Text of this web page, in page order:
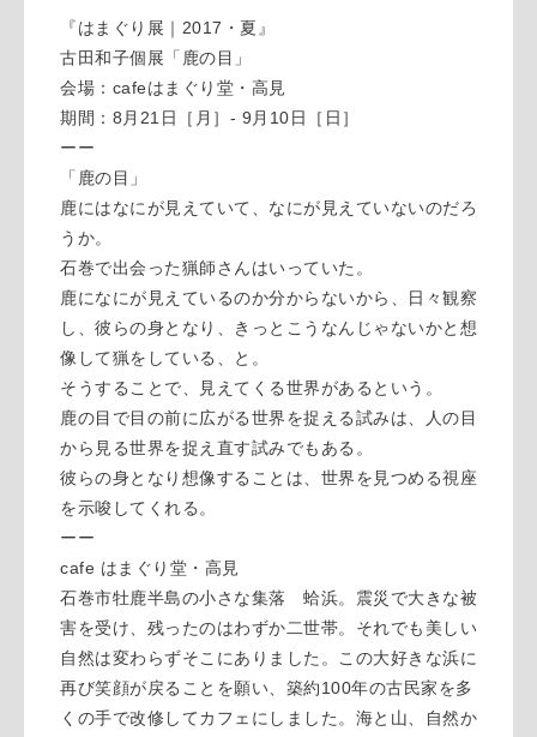
『はまぐり展｜2017・夏』
古田和子個展「鹿の目」
会場：cafeはまぐり堂・高見
期間：8月21日［月］- 9月10日［日］
ーー
「鹿の目」
鹿にはなにが見えていて、なにが見えていないのだろ
うか。
石巻で出会った猟師さんはいっていた。
鹿になにが見えているのか分からないから、日々観察
し、彼らの身となり、きっとこうなんじゃないかと想
像して猟をしている、と。
そうすることで、見えてくる世界があるという。
鹿の目で目の前に広がる世界を捉える試みは、人の目
から見る世界を捉え直す試みでもある。
彼らの身となり想像することは、世界を見つめる視座
を示唆してくれる。
ーー
cafe はまぐり堂・高見
石巻市牡鹿半島の小さな集落 蛤浜。震災で大きな被
害を受け、残ったのはわずか二世帯。それでも美しい
自然は変わらずそこにありました。この大好きな浜に
再び笑顔が戻ることを願い、築約100年の古民家を多
くの手で改修してカフェにしました。海と山、自然か